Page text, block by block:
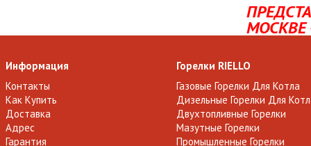
МОСКВЕ
Информация
Контакты
Как Купить
Доставка
Адрес
Гарантия
Горелки RIELLO
Газовые Горелки Для Котла
Дизельные Горелки Для
Двухтопливные Горелки
Мазутные Горелки
Промышленные Горелки